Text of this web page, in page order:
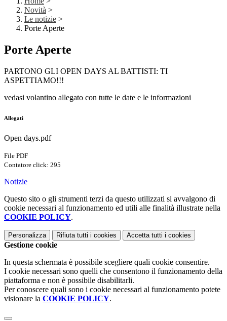
Novità >
Le notizie >
Porte Aperte
Porte Aperte
PARTONO GLI OPEN DAYS AL BATTISTI: TI
ASPETTIAMO!!!
vedasi volantino allegato con tutte le date e le informazioni
Allegati
Open days.pdf
File PDF
Contatore click: 295
Notizie
Questo sito o gli strumenti terzi da questo utilizzati si avvalgono di
cookie necessari al funzionamento ed utili alle finalità illustrate nella
COOKIE POLICY.
Personalizza Rifiuta tutti i cookies Accetta tutti i cookies
Gestione cookie
In questa schermata è possibile scegliere quali cookie consentire.
I cookie necessari sono quelli che consentono il funzionamento della
piattaforma e non è possibile disabilitarli.
Per conoscere quali sono i cookie necessari al funzionamento potete
visionare la COOKIE POLICY.